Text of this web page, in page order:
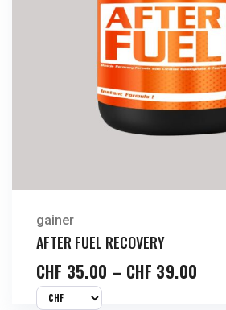
gainer
AFTER FUEL RECOVERY
CHF 35.00 – CHF 39.00